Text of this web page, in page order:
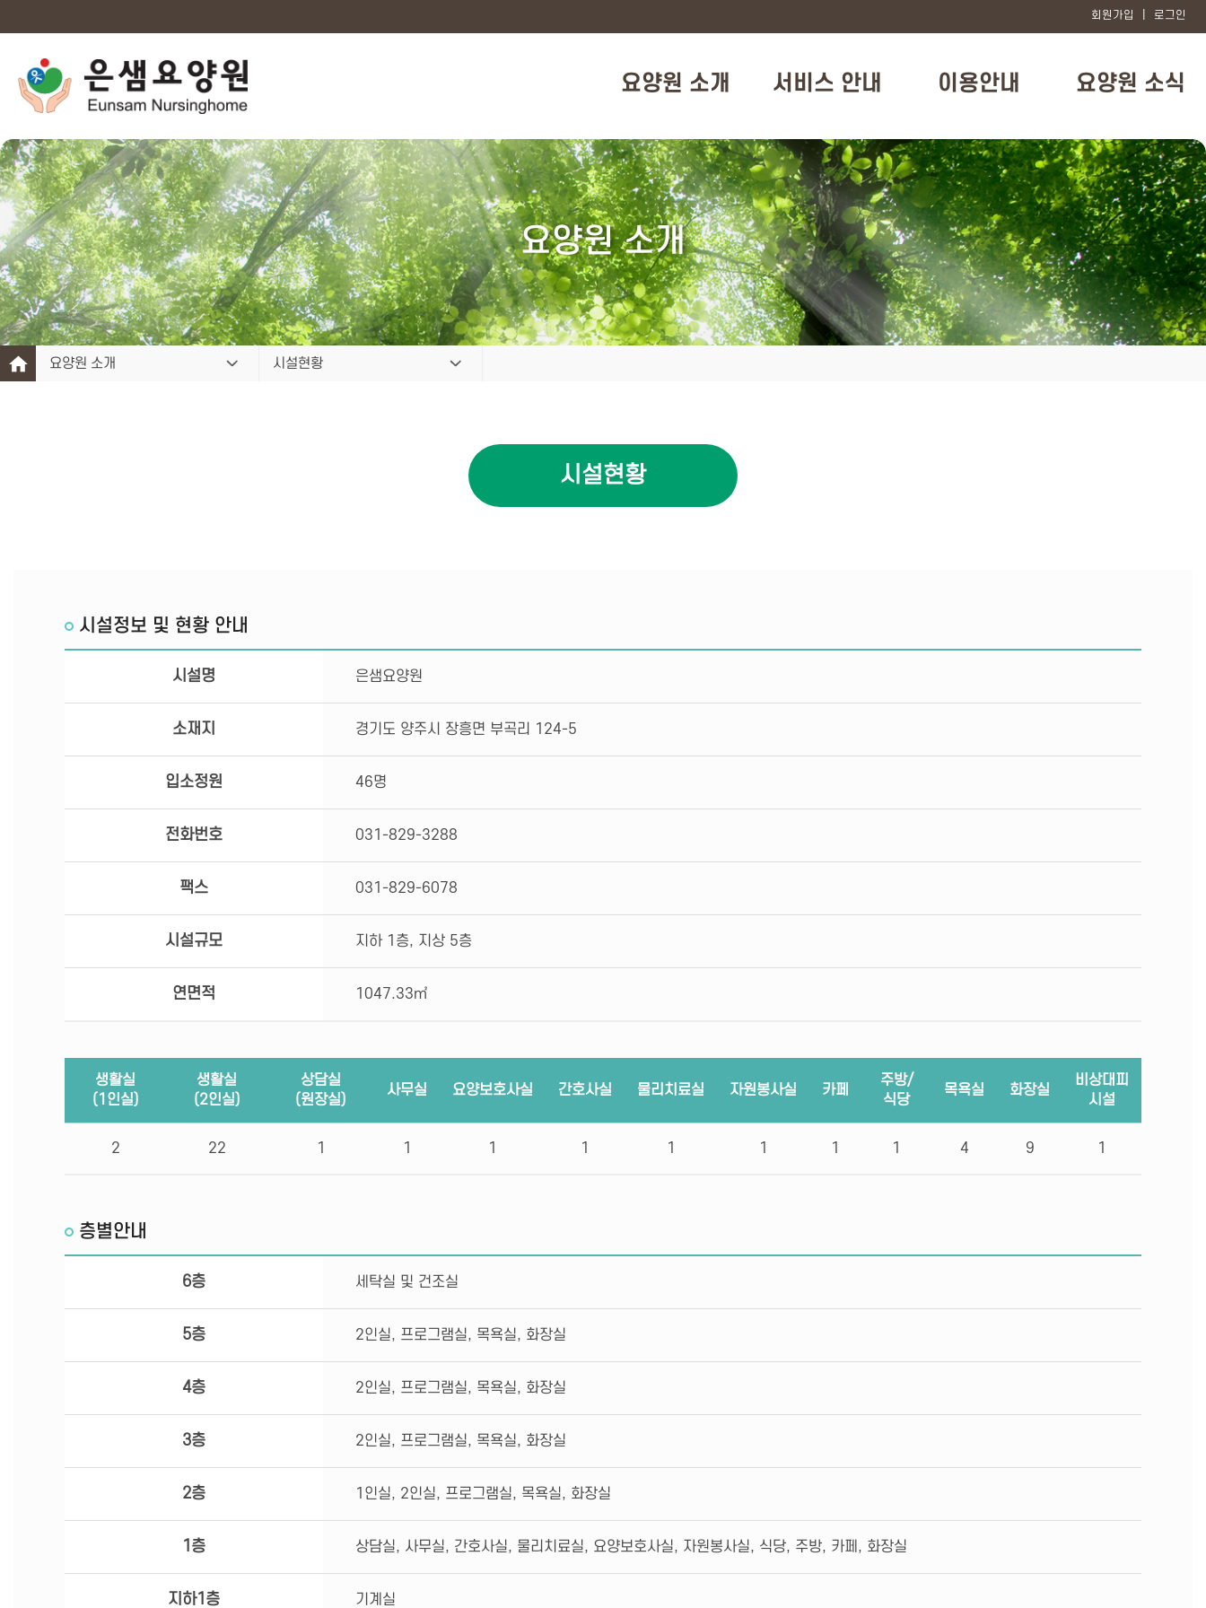
회원가입 로그인
요양원 소개 서비스 안내 이용안내 요양원 소식
요양원 소개
요양원 소개 시설현황
시설현황
시설정보 및 현황 안내
시설명 은샘요양원
소재지 경기도 양주시 장흥면 부곡리 124-5
입소정원 46명
전화번호 031-829-3288
팩스 031-829-6078
시설규모 지하 1층, 지상 5층
연면적 1047.33㎡
생활실
(1인실)
생활실
(2인실)
상담실
(원장실)
사무실 요양보호사실 간호사실 물리치료실 자원봉사실 카페
주방/
식당
목욕실 화장실
비상대피
시설
2 22 1 1 1 1 1 1 1 1 4 9 1
층별안내
6층 세탁실 및 건조실
5층 2인실, 프로그램실, 목욕실, 화장실
4층 2인실, 프로그램실, 목욕실, 화장실
3층 2인실, 프로그램실, 목욕실, 화장실
2층 1인실, 2인실, 프로그램실, 목욕실, 화장실
1층 상담실, 사무실, 간호사실, 물리치료실, 요양보호사실, 자원봉사실, 식당, 주방, 카페, 화장실
지하1층 기계실